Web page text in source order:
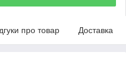
про товар Доставка